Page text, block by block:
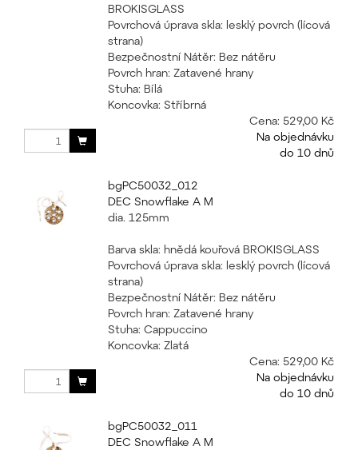
BROKISGLASS
Povrchová úprava skla: lesklý povrch (lícová
strana)
Bezpečnostní Nátěr: Bez nátěru
Povrch hran: Zatavené hrany
Stuha: Bílá
Koncovka: Stříbrná
Cena: 529,00 Kč
Na objednávku
do 10 dnů
bgPC50032_012
DEC Snowflake A M
dia. 125mm
Barva skla: hnědá kouřová BROKISGLASS
Povrchová úprava skla: lesklý povrch (lícová
strana)
Bezpečnostní Nátěr: Bez nátěru
Povrch hran: Zatavené hrany
Stuha: Cappuccino
Koncovka: Zlatá
Cena: 529,00 Kč
Na objednávku
do 10 dnů
bgPC50032_011
DEC Snowflake A M